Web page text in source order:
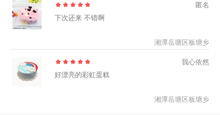
匿名
下次还来 不错啊
湘潭岳塘区板塘乡
我心依然
好漂亮的彩虹蛋糕
湘潭岳塘区板塘乡